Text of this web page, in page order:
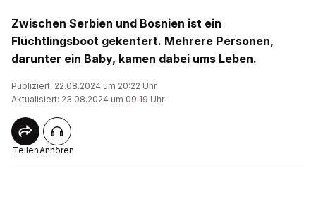
Zwischen Serbien und Bosnien ist ein
Flüchtlingsboot gekentert. Mehrere Personen,
darunter ein Baby, kamen dabei ums Leben.
Publiziert: 22.08.2024 um 20:22 Uhr
Aktualisiert: 23.08.2024 um 09:19 Uhr
TeilenAnhören